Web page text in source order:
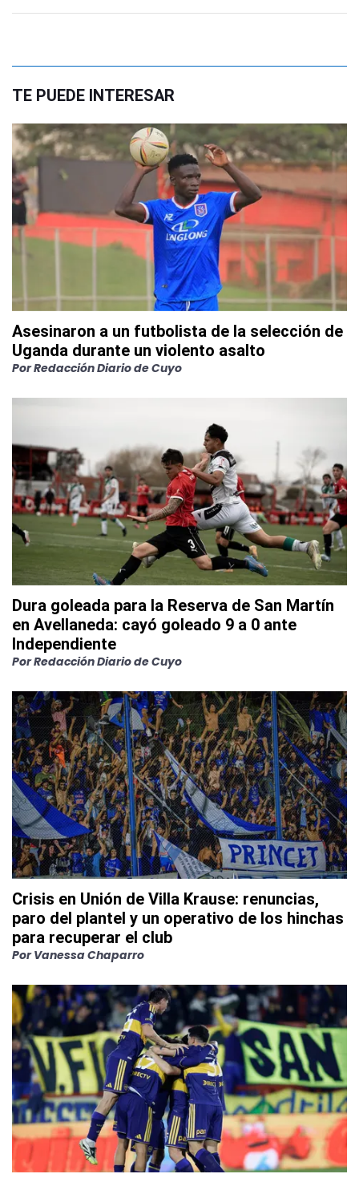
TE PUEDE INTERESAR
Asesinaron a un futbolista de la selección de
Uganda durante un violento asalto
PorRedacción Diario de Cuyo
Dura goleada para la Reserva de San Martín
en Avellaneda: cayó goleado 9 a 0 ante
Independiente
PorRedacción Diario de Cuyo
Crisis en Unión de Villa Krause: renuncias,
paro del plantel y un operativo de los hinchas
para recuperar el club
Por Vanessa Chaparro